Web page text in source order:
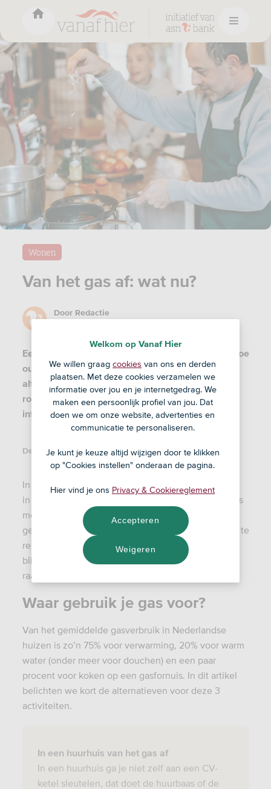
Van het gas af: wat nu?
Wonen
Door Redactie
Een cv-ketel gaat gemiddeld 12 tot 15 jaar mee. Hoe
oud is die van jou? Wat zijn elektrische
alternatieven voor dit apparaat? We maken een
rondje langs de verschillende warmtepompen,
infraroodpanelen én elektrische fornuizen.
Deel dit artikel:
In het Klimaatplan van de overheid kun je lezen dat
in 2050 alle woningen (7 miljoen zijn het er) gasloos
moeten zijn. De redenen heb je vast wel eens
gehoord. Om de klimaatopwarming van de aarde af te
remmen, omdat de Groningse gaskraan dicht moet
blijven en omdat de gasvoorraad sowieso ooit op
raakt.
Waar gebruik je gas voor?
Van het gemiddelde gasverbruik in Nederlandse
huizen is zo’n 75% voor verwarming, 20% voor warm
water (onder meer voor douchen) en een paar
procent voor koken op een gasfornuis. In dit artikel
belichten we kort de alternatieven voor deze 3
activiteiten.
In een huurhuis van het gas af
In een huurhuis ga je niet zelf aan een CV-
ketel sleutelen, dat doet de huurbaas of de
Welkom op Vanaf Hier
We willen graag cookies van ons en derden
plaatsen. Met deze cookies verzamelen we
informatie over jou en je internetgedrag. We
maken een persoonlijk profiel van jou. Dat
doen we om onze website, advertenties en
communicatie te personaliseren.
Je kunt je keuze altijd wijzigen door te klikken
op "Cookies instellen" onderaan de pagina.
Hier vind je ons Privacy & Cookiereglement
Weigeren
Accepteren